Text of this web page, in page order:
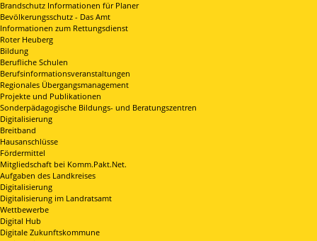
Brandschutz Informationen für Planer
Bevölkerungsschutz - Das Amt
Informationen zum Rettungsdienst
Roter Heuberg
Bildung
Berufliche Schulen
Berufsinformationsveranstaltungen
Regionales Übergangsmanagement
Projekte und Publikationen
Sonderpädagogische Bildungs- und Beratungszentren
Digitalisierung
Breitband
Hausanschlüsse
Fördermittel
Mitgliedschaft bei Komm.Pakt.Net.
Aufgaben des Landkreises
Digitalisierung
Digitalisierung im Landratsamt
Wettbewerbe
Digital Hub
Digitale Zukunftskommune